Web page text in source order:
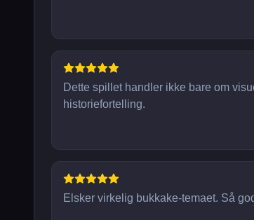
Dette spillet handler ikke bare om
historiefortelling.
Elsker virkelig bukkake-temaet. Så